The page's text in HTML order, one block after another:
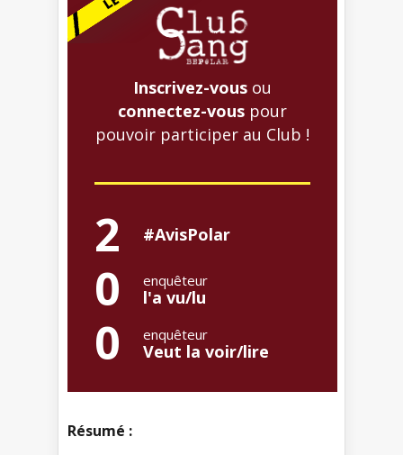
Inscrivez-vous ou
connectez-vous pour
pouvoir participer au Club !
2 #AvisPolar
0 enquêteur
l'a vu/lu
0 enquêteur
Veut la voir/lire
Résumé :